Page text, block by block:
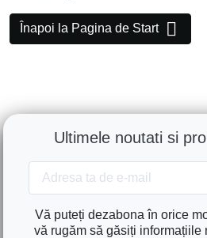
Înapoi la Pagina de Start 
Ultimele noutati si
Vă puteți dezabona în orice
vă rugăm să găsiți informațiile